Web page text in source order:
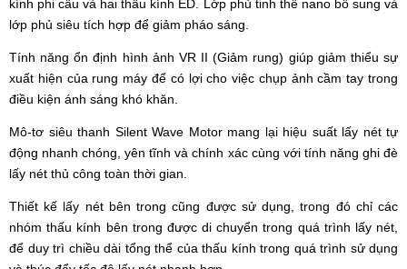
kính phi cầu và hai thấu kính ED. Lớp phủ tinh thể nano bổ sung và
lớp phủ siêu tích hợp để giảm pháo sáng.
Tính năng ổn định hình ảnh VR II (Giảm rung) giúp giảm thiểu sự
xuất hiện của rung máy để có lợi cho việc chụp ảnh cầm tay trong
điều kiện ánh sáng khó khăn.
Mô-tơ siêu thanh Silent Wave Motor mang lại hiệu suất lấy nét tự
động nhanh chóng, yên tĩnh và chính xác cùng với tính năng ghi đè
lấy nét thủ công toàn thời gian.
Thiết kế lấy nét bên trong cũng được sử dụng, trong đó chỉ các
nhóm thấu kính bên trong được di chuyển trong quá trình lấy nét,
để duy trì chiều dài tổng thể của thấu kính trong quá trình sử dụng